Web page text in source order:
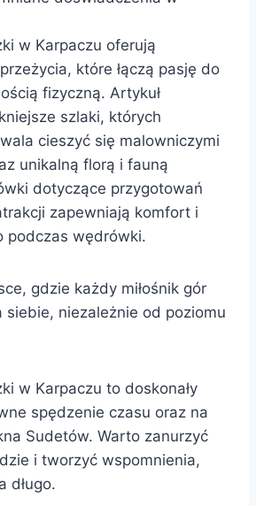
w Karpaczu oferują
które łączą pasję do
fizyczną. Artykuł
szlaki, których
cieszyć się malowniczymi
unikalną florą i fauną
dotyczące przygotowań
zapewniają komfort i
podczas wędrówki.
gdzie każdy miłośnik gór
siebie, niezależnie od poziomu
w Karpaczu to doskonały
spędzenie czasu oraz na
Sudetów. Warto zanurzyć
i tworzyć wspomnienia,
długo.